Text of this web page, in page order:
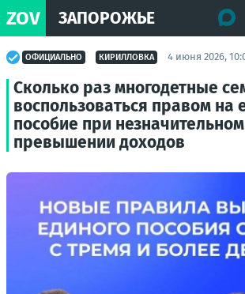
ZOV ЗАПОРОЖЬЕ
ОФИЦИАЛЬНО КИРИЛЛОВКА 4 июня 2026,
Сколько раз многодетные
воспользоваться правом на
пособие при незначительном
превышении доходов